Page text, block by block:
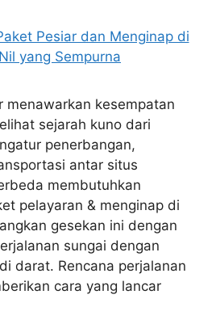
menawarkan kesempatan
sejarah kuno dari
penerbangan,
antar situs
membutuhkan
pelayaran & menginap di
gesekan ini dengan
sungai dengan
darat. Rencana perjalanan
cara yang lancar